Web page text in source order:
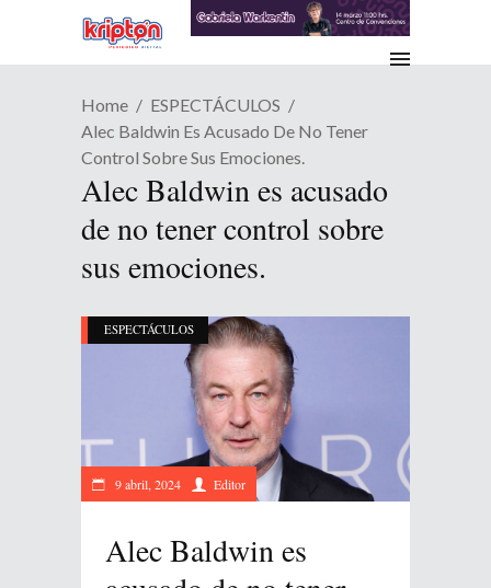
Home
ESPECTÁCULOS
Alec Baldwin Es Acusado De No Tener
Control Sobre Sus Emociones.
Alec Baldwin es acusado
de no tener control sobre
sus emociones.
ESPECTÁCULOS
9 abril, 2024 Editor
Alec Baldwin es